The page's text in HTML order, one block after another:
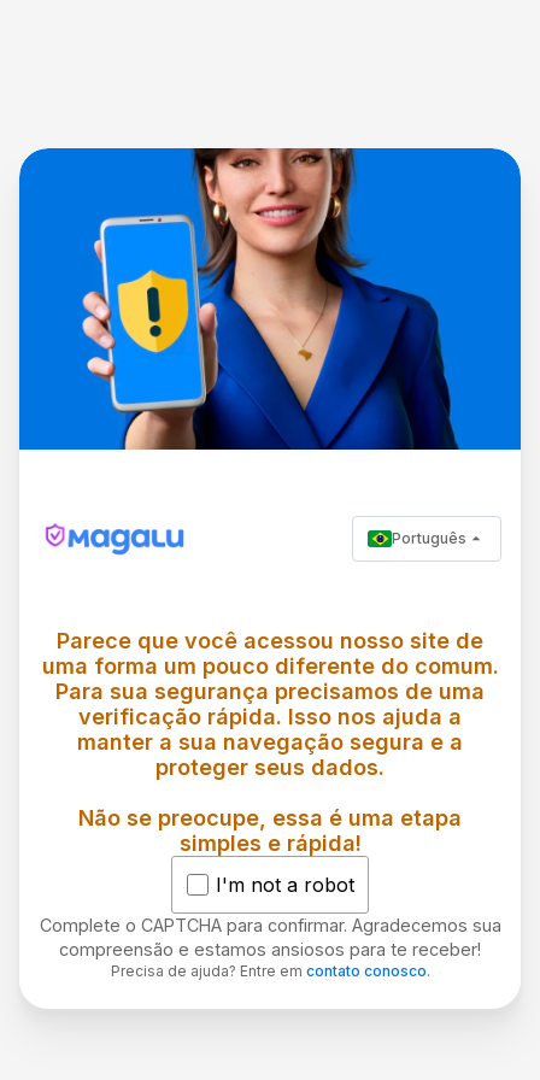
Português
Parece que você acessou nosso site de
uma forma um pouco diferente do comum.
Para sua segurança precisamos de uma
verificação rápida. Isso nos ajuda a
manter a sua navegação segura e a
proteger seus dados.
Não se preocupe, essa é uma etapa
simples e rápida!
I'm not a robot
Complete o CAPTCHA para confirmar. Agradecemos sua
compreensão e estamos ansiosos para te receber!
Precisa de ajuda? Entre em contato conosco.